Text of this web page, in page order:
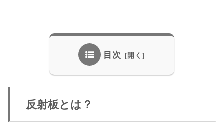
目次
反射板とは？